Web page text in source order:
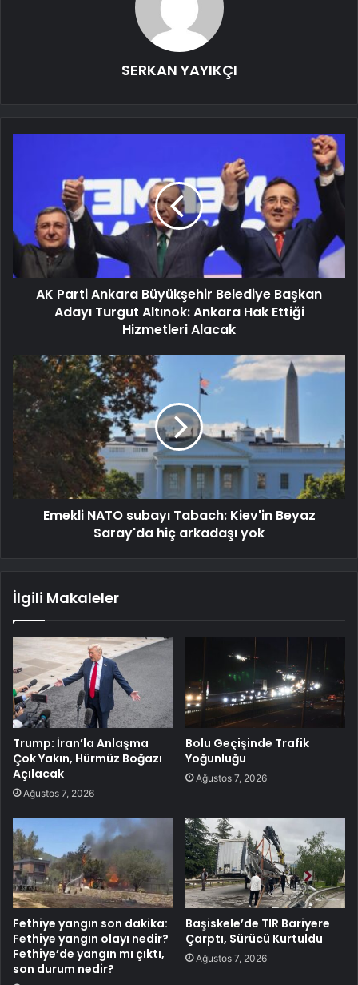
SERKAN YAYIKÇI
AK Parti Ankara Büyükşehir Belediye Başkan
Adayı Turgut Altınok: Ankara Hak Ettiği
Hizmetleri Alacak
Emekli NATO subayı Tabach: Kiev'in Beyaz
Saray'da hiç arkadaşı yok
İlgili Makaleler
Trump: İran’la Anlaşma
Çok Yakın, Hürmüz Boğazı
Açılacak
Ağustos 7, 2026
Bolu Geçişinde Trafik
Yoğunluğu
Ağustos 7, 2026
Fethiye yangın son dakika:
Fethiye yangın olayı nedir?
Fethiye’de yangın mı çıktı,
son durum nedir?
Başiskele’de TIR Bariyere
Çarptı, Sürücü Kurtuldu
Ağustos 7, 2026